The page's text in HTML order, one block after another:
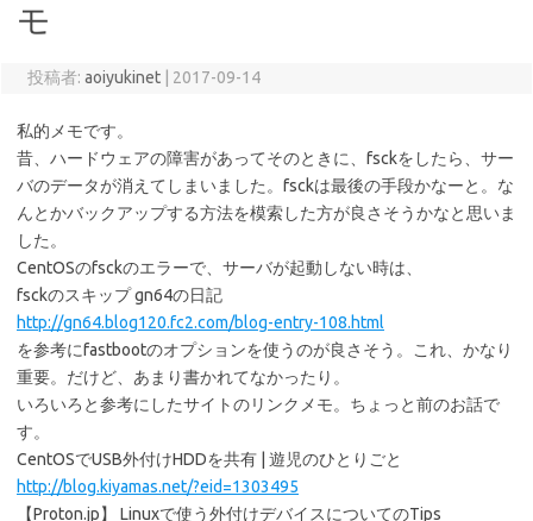
モ
投稿者: aoiyukinet 2017-09-14
私的メモです。
昔、ハードウェアの障害があってそのときに、fsckをしたら、サー
バのデータが消えてしまいました。fsckは最後の手段かなーと。な
んとかバックアップする方法を模索した方が良さそうかなと思いま
した。
CentOSのfsckのエラーで、サーバが起動しない時は、
fsckのスキップ gn64の日記
http://gn64.blog120.fc2.com/blog-entry-108.html
を参考にfastbootのオプションを使うのが良さそう。これ、かなり
重要。だけど、あまり書かれてなかったり。
いろいろと参考にしたサイトのリンクメモ。ちょっと前のお話で
す。
CentOSでUSB外付けHDDを共有 | 遊児のひとりごと
http://blog.kiyamas.net/?eid=1303495
【Proton.jp】 Linuxで使う外付けデバイスについてのTips